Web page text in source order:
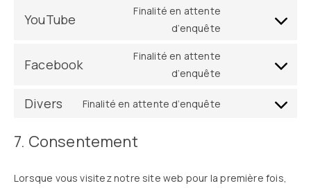
YouTube
Finalité en attente
d’enquête
Facebook
Finalité en attente
d’enquête
Divers Finalité en attente d’enquête
7. Consentement
Lorsque vous visitez notre site web pour la première fois,